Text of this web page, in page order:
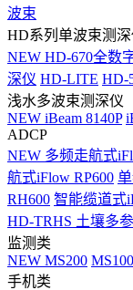
波束
HD系列单波束测深
NEW HD-670全数
深仪 HD-LITE HD-
浅水多波束测深仪
NEW iBeam 8140P
ADCP
NEW 多频走航式
航式iFlow RP600
RH600 智能缆道式
HD-TRHS 土壤多
监测类
NEW MS200 MS100
手机类